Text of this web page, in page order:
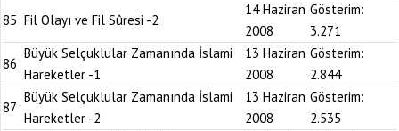
85 Fil Olayı ve Fil Sûresi -2
14 Haziran
2008
Gösterim:
3.271
86
Büyük Selçuklular Zamanında İslami
Hareketler -1
13 Haziran
2008
Gösterim:
2.844
87
Büyük Selçuklular Zamanında İslami
Hareketler -2
13 Haziran
2008
Gösterim:
2.535